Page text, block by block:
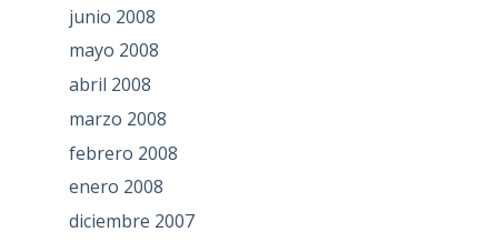
junio 2008
mayo 2008
abril 2008
marzo 2008
febrero 2008
enero 2008
diciembre 2007